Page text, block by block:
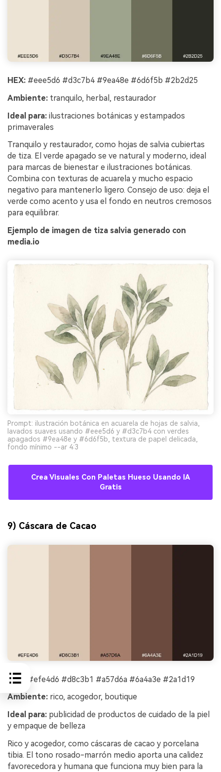
HEX: #eee5d6 #d3c7b4 #9ea48e #6d6f5b #2b2d25
Ambiente: tranquilo, herbal, restaurador
Ideal para: ilustraciones botánicas y estampados
primaverales
Tranquilo y restaurador, como hojas de salvia cubiertas
de tiza. El verde apagado se ve natural y moderno, ideal
para marcas de bienestar e ilustraciones botánicas.
Combina con texturas de acuarela y mucho espacio
negativo para mantenerlo ligero. Consejo de uso: deja el
verde como acento y usa el fondo en neutros cremosos
para equilibrar.
Ejemplo de imagen de tiza salvia generado con
media.io
Prompt: ilustración botánica en acuarela de hojas de salvia,
lavados suaves usando #eee5d6 y #d3c7b4 con verdes
apagados #9ea48e y #6d6f5b, textura de papel delicada,
fondo mínimo --ar 4:3
Crea Visuales Con Paletas Hueso Usando IA
Gratis
9) Cáscara de Cacao
HEX:
#efe4d6 #d8c3b1 #a57d6a #6a4a3e #2a1d19
Ambiente: rico, acogedor, boutique
Ideal para: publicidad de productos de cuidado de la piel
y empaque de belleza
Rico y acogedor, como cáscaras de cacao y porcelana
tibia. El tono rosado-marrón medio aporta una calidez
favorecedora y humana que funciona muy bien para la